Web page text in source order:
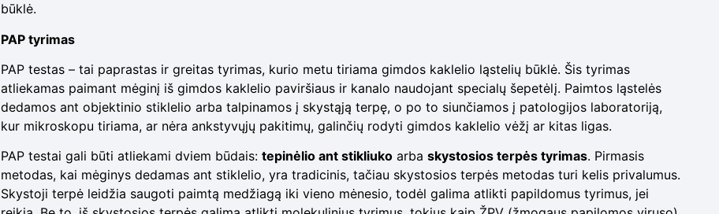
būklė.
PAP tyrimas
PAP testas – tai paprastas ir greitas tyrimas, kurio metu tiriama gimdos kaklelio ląstelių būklė. Šis tyrimas
atliekamas paimant mėginį iš gimdos kaklelio paviršiaus ir kanalo naudojant specialų šepetėlį. Paimtos ląstelės
dedamos ant objektinio stiklelio arba talpinamos į skystąją terpę, o po to siunčiamos į patologijos laboratoriją,
kur mikroskopu tiriama, ar nėra ankstyvųjų pakitimų, galinčių rodyti gimdos kaklelio vėžį ar kitas ligas.
PAP testai gali būti atliekami dviem būdais:tepinėlio ant stikliuko arbaskystosios terpės tyrimas. Pirmasis
metodas, kai mėginys dedamas ant stiklelio, yra tradicinis, tačiau skystosios terpės metodas turi kelis privalumus.
Skystoji terpė leidžia saugoti paimtą medžiagą iki vieno mėnesio, todėl galima atlikti papildomus tyrimus, jei